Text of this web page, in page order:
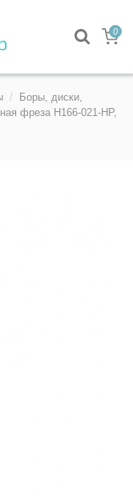
0
Боры, диски,
фреза H166-021-HP,